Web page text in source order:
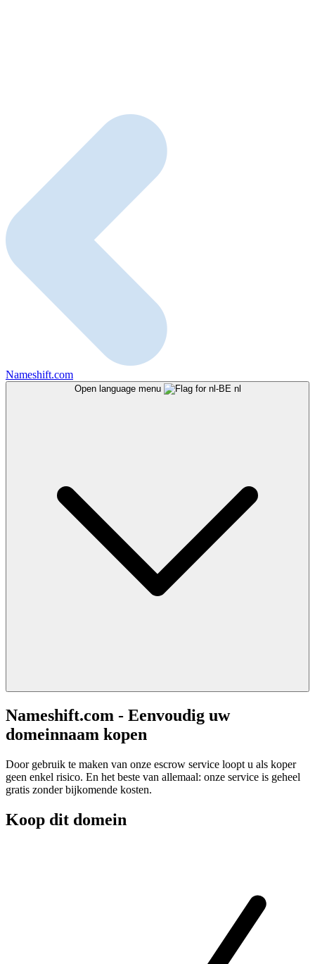
Nameshift.com
Open language menu nl
Nameshift.com - Eenvoudig uw
domeinnaam kopen
Door gebruik te maken van onze escrow service loopt u als koper
geen enkel risico. En het beste van allemaal: onze service is geheel
gratis zonder bijkomende kosten.
Koop dit domein